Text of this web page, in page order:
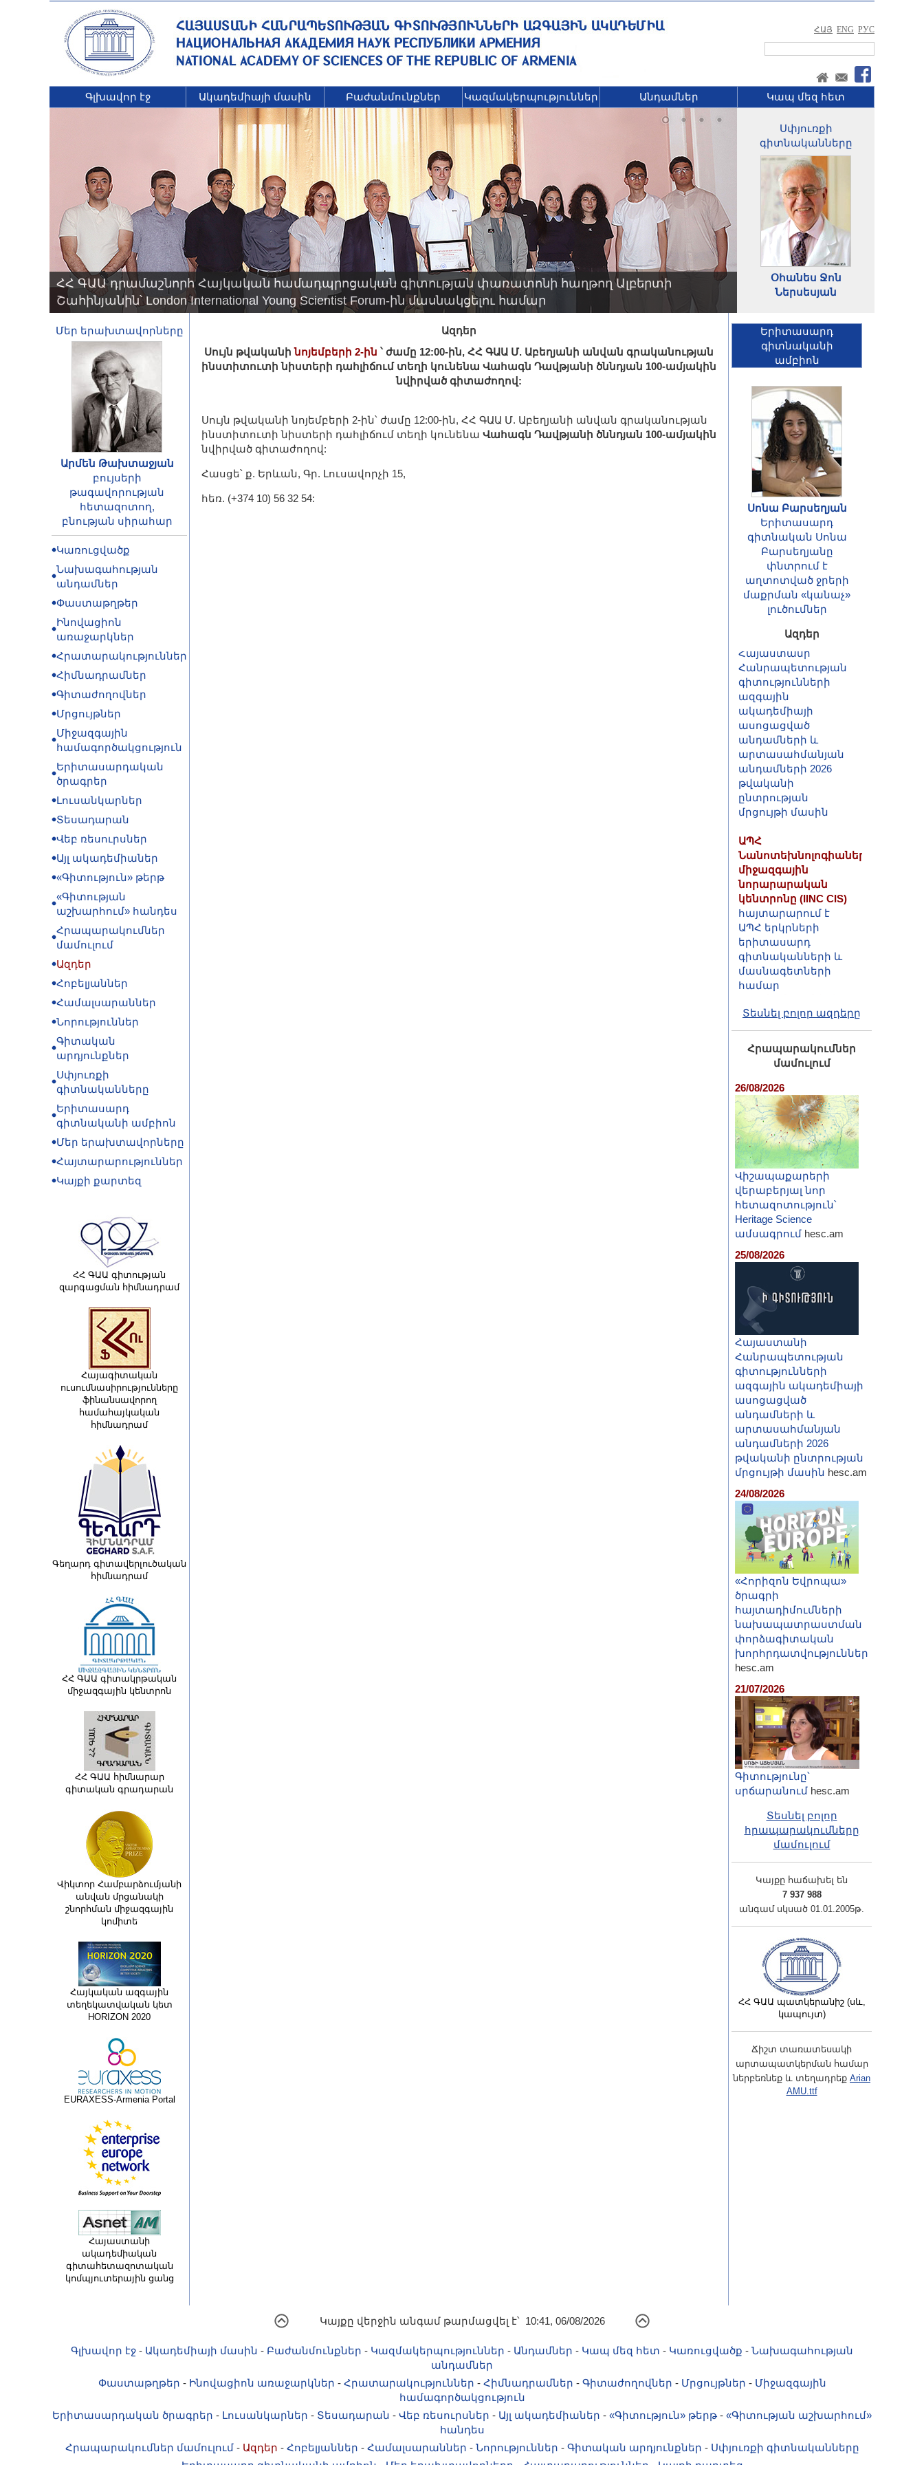
ՀԱՅ ENG РУС
Գլխավոր էջ Ակադեմիայի մասին Բաժանմունքներ Կազմակերպություններ Անդամներ Կապ մեզ հետ
ՀՀ ԳԱԱ դրամաշնորհ Հայկական համադպրոցական գիտության փառատոնի հաղթող Ալբերտի
Շահինյանին՝ London International Young Scientist Forum-ին մասնակցելու համար
Սփյուռքի
գիտնականները
Օհանես Ջոն
Ներսեսյան
Մեր երախտավորները
Արմեն Թախտաջյան
բույսերի
թագավորության
հետազոտող,
բնության սիրահար
Կառուցվածք
Նախագահության
անդամներ
Փաստաթղթեր
Ինովացիոն
առաջարկներ
Հրատարակություններ
Հիմնադրամներ
Գիտաժողովներ
Մրցույթներ
Միջազգային
համագործակցություն
Երիտասարդական
ծրագրեր
Լուսանկարներ
Տեսադարան
Վեբ ռեսուրսներ
Այլ ակադեմիաներ
«Գիտություն» թերթ
«Գիտության
աշխարհում» հանդես
Հրապարակումներ
մամուլում
Ազդեր
Հոբելյաններ
Համալսարաններ
Նորություններ
Գիտական
արդյունքներ
Սփյուռքի
գիտնականները
Երիտասարդ
գիտնականի ամբիոն
Մեր երախտավորները
Հայտարարություններ
Կայքի քարտեզ
ՀՀ ԳԱԱ գիտության
զարգացման հիմնադրամ
Հայագիտական
ուսումնասիրությունները
ֆինանսավորող
համահայկական
հիմնադրամ
Գեղարդ գիտավերլուծական
հիմնադրամ
ՀՀ ԳԱԱ գիտակրթական
միջազգային կենտրոն
ՀՀ ԳԱԱ հիմնարար
գիտական գրադարան
Վիկտոր Համբարձումյանի
անվան մրցանակի
շնորհման միջազգային
կոմիտե
Հայկական ազգային
տեղեկատվական կետ
HORIZON 2020
EURAXESS-Armenia Portal
Հայաստանի
ակադեմիական
գիտահետազոտական
կոմպյուտերային ցանց
Ազդեր
Սույն թվականինոյեմբերի 2-ին ՝ ժամը 12:00-ին, ՀՀ ԳԱԱ Մ. Աբեղյանի անվան գրականության
ինստիտուտի նիստերի դահլիճում տեղի կունենա Վահագն Դավթյանի ծննդյան 100-ամյակին
նվիրված գիտաժողով:
Սույն թվականի նոյեմբերի 2-ին՝ ժամը 12:00-ին, ՀՀ ԳԱԱ Մ. Աբեղյանի անվան գրականության
ինստիտուտի նիստերի դահլիճում տեղի կունենա Վահագն Դավթյանի ծննդյան 100-ամյակին
նվիրված գիտաժողով:
Հասցե՝ ք. Երևան, Գր. Լուսավորչի 15,
հեռ. (+374 10) 56 32 54:
Երիտասարդ
գիտնականի
ամբիոն
Սոնա Բարսեղյան
Երիտասարդ
գիտնական Սոնա
Բարսեղյանը
փնտրում է
աղտոտված ջրերի
մաքրման «կանաչ»
լուծումներ
Ազդեր
ՀԱՅՏԱՐԱՐՈՒԹՅՈՒՆ
Հայաստանի
գիտությունների
ազգային
ակադեմիայի
ասոցացված
անդամների և
արտասահմանյան
անդամների 2026
թվականի
ընտրության
մրցույթի մասին
ԱՊՀ
միջազգային
նորարարական
կենտրոնը (IINC CIS)
հայտարարում է
ԱՊՀ երկրների
երիտասարդ
գիտնականների և
մասնագետների
համար
դրամաշնորհների
վերապատրաստման
մրցույթ (Դուբնա,
2026)
Տեսնել բոլոր ազդերը
Հրապարակումներ
մամուլում
26/08/2026
Վիշապաքարերի
վերաբերյալ նոր
հետազոտություն՝
Heritage Science
ամսագրում hesc.am
25/08/2026
Հայաստանի
Հանրապետության
գիտությունների
ազգային ակադեմիայի
ասոցացված
անդամների և
արտասահմանյան
անդամների 2026
թվականի ընտրության
մրցույթի մասին hesc.am
24/08/2026
«Հորիզոն Եվրոպա»
ծրագրի
հայտադիմումների
նախապատրաստման
փորձագիտական
խորհրդատվություններ
hesc.am
21/07/2026
Գիտությունը՝
սրճարանում hesc.am
Տեսնել բոլոր
հրապարակումները
մամուլում
Կայքը հաճախել են
7 937 988
անգամ սկսած 01.01.2005թ.
ՀՀ ԳԱԱ պատկերանիշ (սև,
կապույտ)
Ճիշտ տառատեսակի
արտապատկերման համար
ներբեռնեք և տեղադրեք Arian
AMU.ttf
Կայքը վերջին անգամ թարմացվել է՝ 10:41, 06/08/2026
Գլխավոր էջ - Ակադեմիայի մասին - Բաժանմունքներ - Կազմակերպություններ - Անդամներ - Կապ մեզ հետ - Կառուցվածք - Նախագահության
անդամներ
Փաստաթղթեր - Ինովացիոն առաջարկներ - Հրատարակություններ - Հիմնադրամներ - Գիտաժողովներ - Մրցույթներ - Միջազգային
համագործակցություն
Երիտասարդական ծրագրեր - Լուսանկարներ - Տեսադարան - Վեբ ռեսուրսներ - Այլ ակադեմիաներ - «Գիտություն» թերթ - «Գիտության աշխարհում»
հանդես
Հրապարակումներ մամուլում- Ազդեր - Հոբելյաններ - Համալսարաններ - Նորություններ - Գիտական արդյունքներ - Սփյուռքի գիտնականները